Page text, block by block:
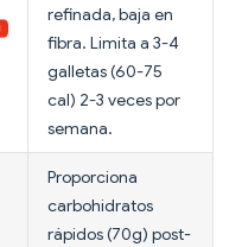
refinada, baja en
fibra. Limita a 3-4
galletas (60-75
cal) 2-3 veces por
semana.
Proporciona
carbohidratos
rápidos (70g) post-